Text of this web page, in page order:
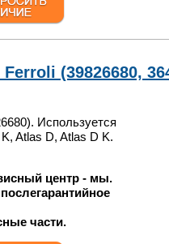
(39826680,
Используется
Atlas D, Atlas D K.
центр - мы.
части.